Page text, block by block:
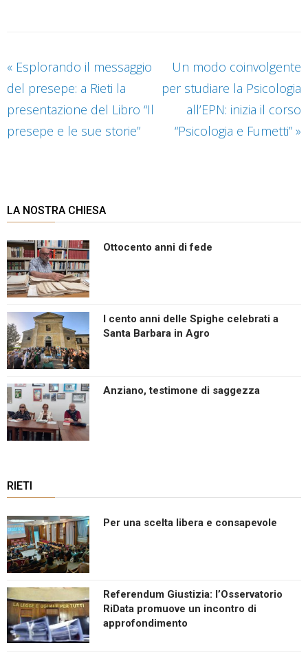
« Esplorando il messaggio
del presepe: a Rieti la
presentazione del Libro “Il
presepe e le sue storie”
Un modo coinvolgente
per studiare la Psicologia
all’EPN: inizia il corso
“Psicologia e Fumetti” »
LA NOSTRA CHIESA
Ottocento anni di fede
I cento anni delle Spighe celebrati a
Santa Barbara in Agro
Anziano, testimone di saggezza
RIETI
Per una scelta libera e consapevole
Referendum Giustizia: l’Osservatorio
RiData promuove un incontro di
approfondimento